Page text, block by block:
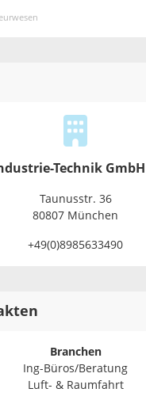
Technik GmbH
Taunusstr. 36
80807 München
+49(0)8985633490
Branchen
Ing-Büros/Beratung
Luft- & Raumfahrt